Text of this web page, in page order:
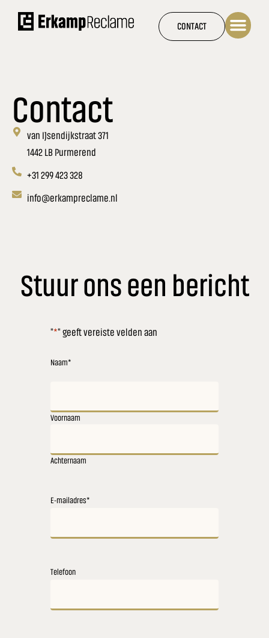
CONTACT
Contact
van IJsendijkstraat 371
1442 LB Purmerend
+31 299 423 328
info@erkampreclame.nl
Stuur ons een bericht
"*" geeft vereiste velden aan
Naam*
Voornaam
Achternaam
E-mailadres*
Telefoon